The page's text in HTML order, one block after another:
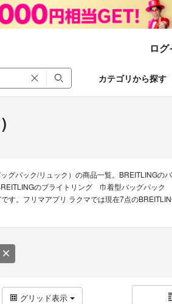
ロ
カテゴリから探す
グパック/リュック）の商品一覧。BREITLINGの
BREITLINGのブライトリング 巾着型バッグ
。フリマアプリ ラクマでは現在7点の
グリッド表示